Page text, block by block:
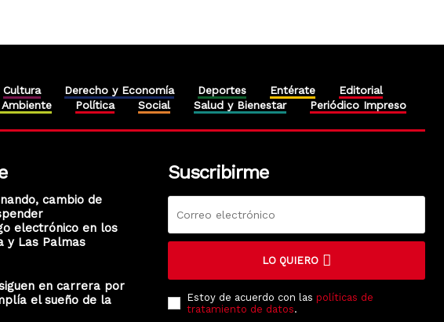
Cultura Derecho y Economía Deportes Entérate
Editorial
Política Social Salud y Bienestar Periódico Impreso
cambio de
electrónico en los
y Las Palmas
en carrera por
el sueño de la
Suscribirme
LO QUIERO
Estoy de acuerdo con las políticas de
tratamiento de datos.